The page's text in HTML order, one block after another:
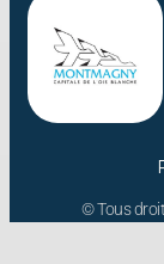
© Tous